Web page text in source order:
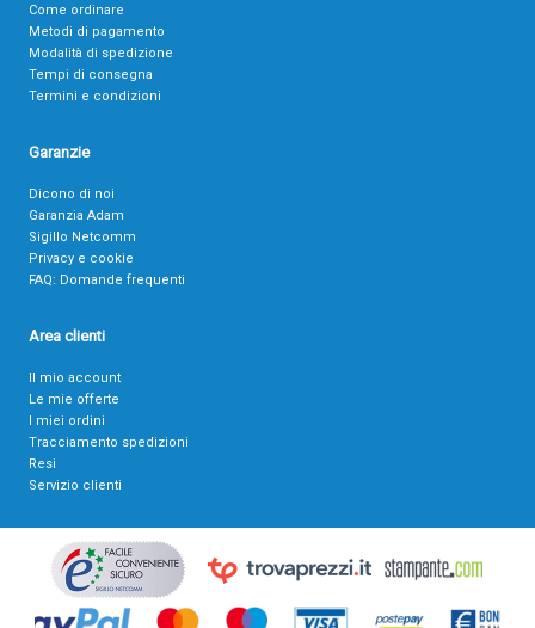
Come ordinare
Metodi di pagamento
Modalità di spedizione
Tempi di consegna
Termini e condizioni
Garanzie
Dicono di noi
Garanzia Adam
Sigillo Netcomm
Privacy e cookie
FAQ: Domande frequenti
Area clienti
Il mio account
Le mie offerte
I miei ordini
Tracciamento spedizioni
Resi
Servizio clienti